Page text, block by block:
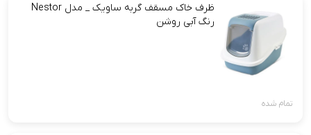
ظرف خاک مسقف گربه ساویک _ مدل Nestor
رنگ آبی روشن
تمام شده